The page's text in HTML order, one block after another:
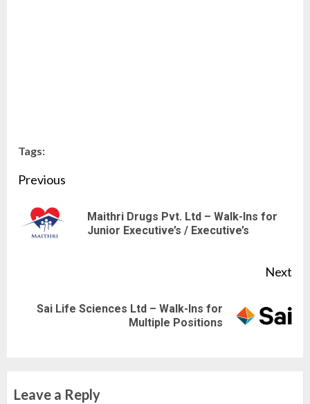
Tags:
Continue
Reading
Previous
Maithri Drugs Pvt. Ltd – Walk-Ins for
Junior Executive’s / Executive’s
Next
NextSai Life Sciences Ltd – Walk-Ins for
Multiple Positions
Leave a Reply